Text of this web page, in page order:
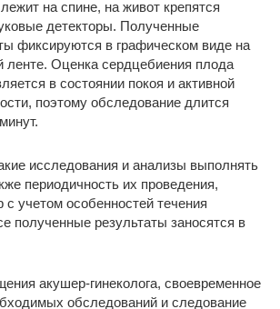
на спине, на живот крепятся
детекторы. Полученные
фиксируются в графическом виде на
ленте. Оценка сердцебиения плода
в состоянии покоя и активной
поэтому обследование длится
исследования и анализы выполнять
периодичность их проведения,
с учетом особенностей течения
полученные результаты заносятся в
акушер-гинеколога, своевременное
обследований и следование